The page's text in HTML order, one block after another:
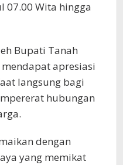
07.00 Wita hingga
Bupati Tanah
apresiasi
langsung bagi
hubungan
dengan
yang memikat